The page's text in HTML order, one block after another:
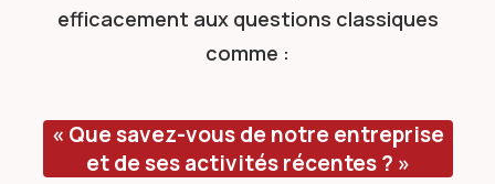
efficacement aux questions classiques
comme :
« Que savez-vous de notre entreprise
et de ses activités récentes ? »